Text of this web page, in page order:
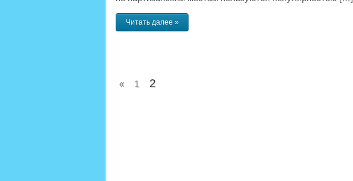
Читать далее »
« 1 2